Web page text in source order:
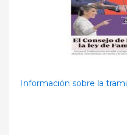
Información sobre la